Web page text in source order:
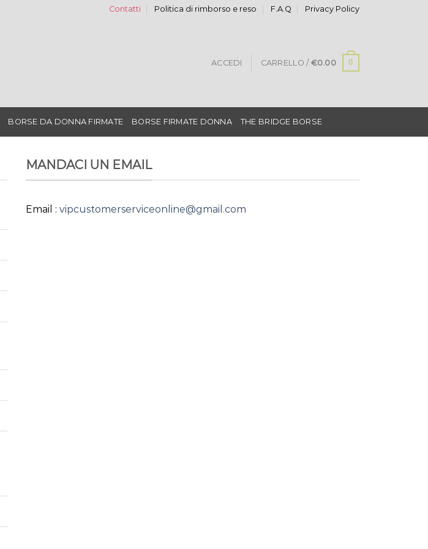
Contatti Politica di rimborso e reso F.A.Q Privacy Policy
ACCEDI CARRELLO / €0.00 0
BORSE DA DONNA FIRMATE BORSE FIRMATE DONNA THE BRIDGE BORSE
MANDACI UN EMAIL
Email : vipcustomerserviceonline@gmail.com